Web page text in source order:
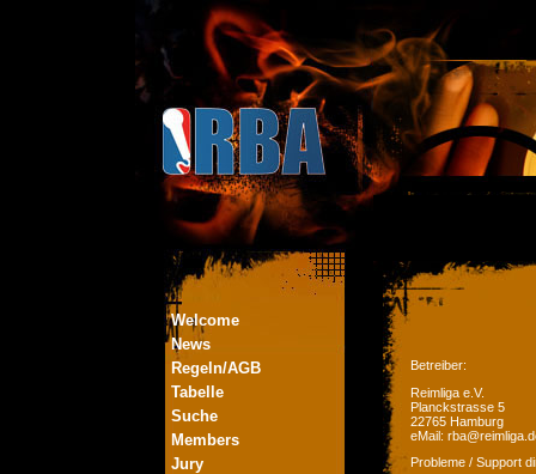
Welcome
News
Regeln/AGB
Tabelle
Suche
Members
Jury
Betreiber:
Reimliga e.V.
Planckstrasse 5
22765 Hamburg
eMail:
Probleme / Support